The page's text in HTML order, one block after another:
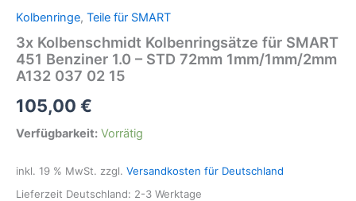
Kolbenringe, Teile für SMART
3x Kolbenschmidt Kolbenringsätze für SMART
451 Benziner 1.0 – STD 72mm 1mm/1mm/2mm
A132 037 02 15
105,00 €
Verfügbarkeit: Vorrätig
inkl. 19 % MwSt. zzgl. Versandkosten für Deutschland
Lieferzeit Deutschland: 2-3 Werktage